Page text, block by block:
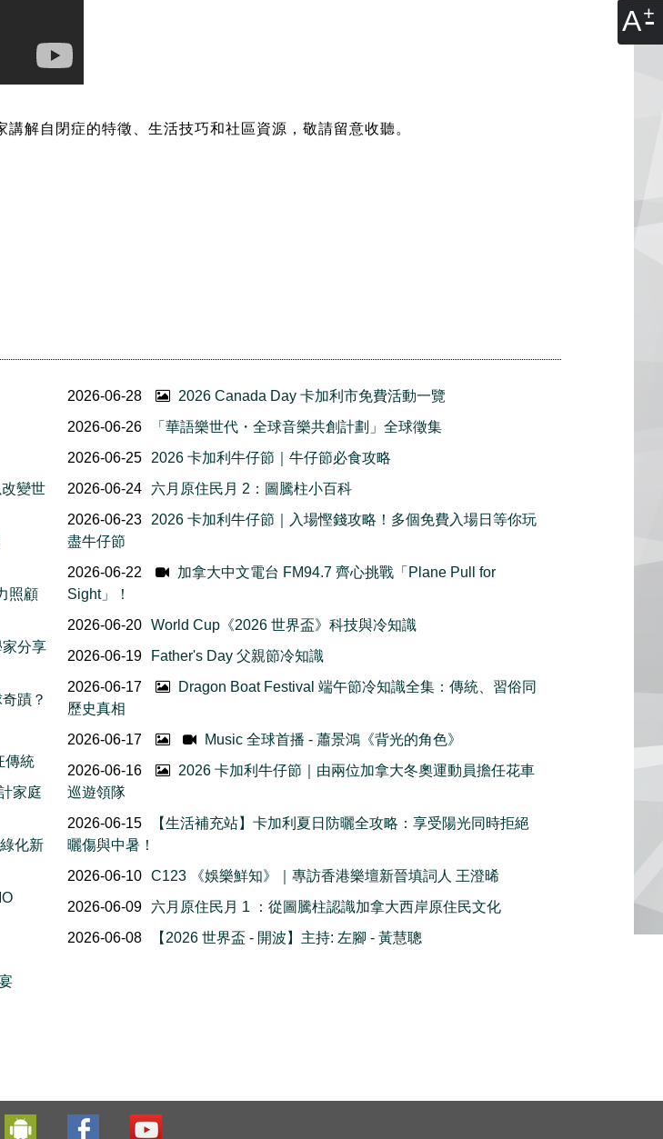
A
解自閉症的特徵、生活技巧和社區資源，敬請留意收聽。
變世
照顧
分享
蹟？
傳統
家庭
化新
2026-06-28
2026 Canada Day 卡加利市免費活動一覽
2026-06-26
「華語樂世代・全球音樂共創計劃」全球徵集
2026-06-25
2026 卡加利牛仔節｜牛仔節必食攻略
2026-06-24
六月原住民月 2：圖騰柱小百科
2026-06-23
2026 卡加利牛仔節｜入場慳錢攻略！多個免費入場日等你玩
盡牛仔節
2026-06-22
加拿大中文電台 FM94.7 齊心挑戰「Plane Pull for
Sight」！
2026-06-20
World Cup《2026 世界盃》科技與冷知識
2026-06-19
Father's Day 父親節冷知識
2026-06-17
Dragon Boat Festival 端午節冷知識全集：傳統、習俗同
歷史真相
2026-06-17
Music 全球首播 - 蕭景鴻《背光的角色》
2026-06-16
2026 卡加利牛仔節｜由兩位加拿大冬奧運動員擔任花車
巡遊領隊
2026-06-15
【生活補充站】卡加利夏日防曬全攻略：享受陽光同時拒絕
曬傷與中暑！
2026-06-10
C123 《娛樂鮮知》｜專訪香港樂壇新晉填詞人 王澄晞
2026-06-09
六月原住民月 1 ：從圖騰柱認識加拿大西岸原住民文化
2026-06-08
【2026 世界盃 - 開波】主持: 左腳 - 黃慧聰